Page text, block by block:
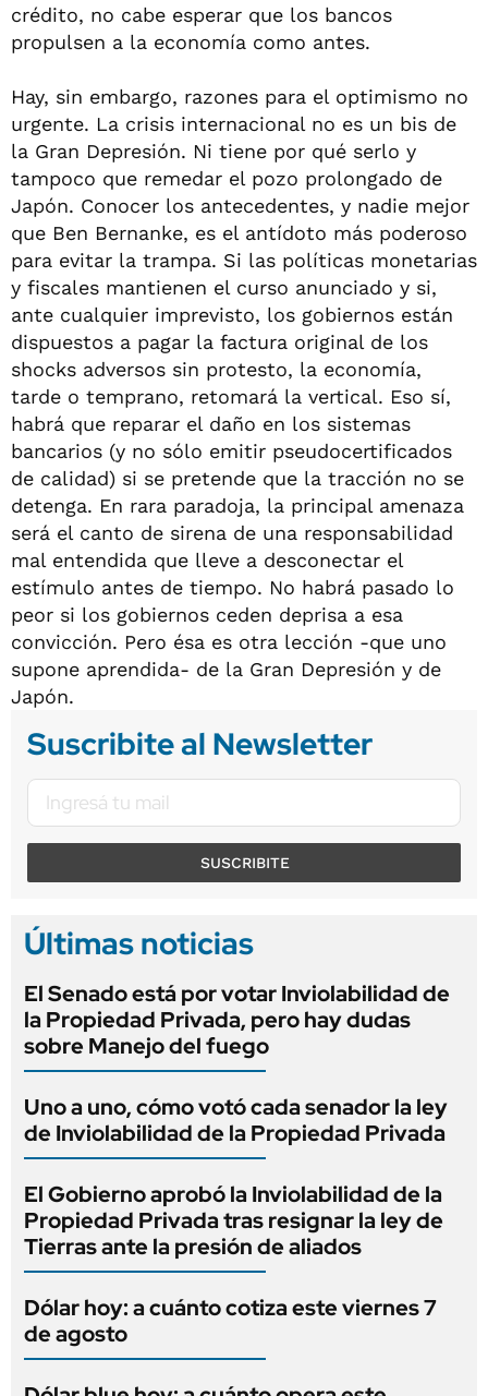
crédito, no cabe esperar que los bancos
propulsen a la economía como antes.
Hay, sin embargo, razones para el optimismo no
urgente. La crisis internacional no es un bis de
la Gran Depresión. Ni tiene por qué serlo y
tampoco que remedar el pozo prolongado de
Japón. Conocer los antecedentes, y nadie mejor
que Ben Bernanke, es el antídoto más poderoso
para evitar la trampa. Si las políticas monetarias
y fiscales mantienen el curso anunciado y si,
ante cualquier imprevisto, los gobiernos están
dispuestos a pagar la factura original de los
shocks adversos sin protesto, la economía,
tarde o temprano, retomará la vertical. Eso sí,
habrá que reparar el daño en los sistemas
bancarios (y no sólo emitir pseudocertificados
de calidad) si se pretende que la tracción no se
detenga. En rara paradoja, la principal amenaza
será el canto de sirena de una responsabilidad
mal entendida que lleve a desconectar el
estímulo antes de tiempo. No habrá pasado lo
peor si los gobiernos ceden deprisa a esa
convicción. Pero ésa es otra lección -que uno
supone aprendida- de la Gran Depresión y de
Japón.
Suscribite al Newsletter
SUSCRIBITE
Últimas noticias
El Senado está por votar Inviolabilidad de
la Propiedad Privada, pero hay dudas
sobre Manejo del fuego
Uno a uno, cómo votó cada senador la ley
de Inviolabilidad de la Propiedad Privada
El Gobierno aprobó la Inviolabilidad de la
Propiedad Privada tras resignar la ley de
Tierras ante la presión de aliados
Dólar hoy: a cuánto cotiza este viernes 7
de agosto